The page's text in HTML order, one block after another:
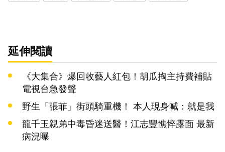
延伸閱讀
《大集合》爆回收藝人紅包！胡瓜掏主持費補貼
電視台急發聲
野生「張菲」街頭騎重機！ 本人現身喊：就是我
龍千玉親弟中毒昏迷送醫！江志豐憔悴露面 最新
病況曝